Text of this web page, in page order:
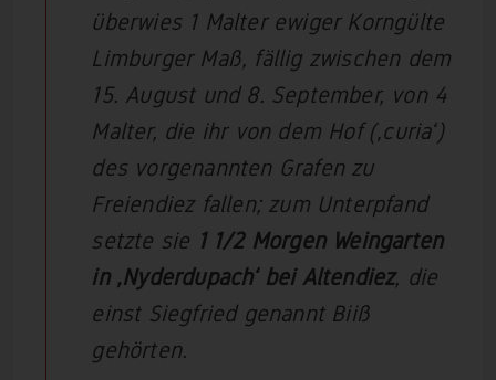
überwies 1 Malter ewiger Korngülte
Limburger Maß, fällig zwischen dem
15. August und 8. September, von 4
Malter, die ihr von dem Hof (‚curia‘)
des vorgenannten Grafen zu
Freiendiez fallen; zum Unterpfand
setzte sie 1 1/2 Morgen Weingarten
in ‚Nyderdupach‘ bei Altendiez, die
einst Siegfried genannt Biiß
gehörten.